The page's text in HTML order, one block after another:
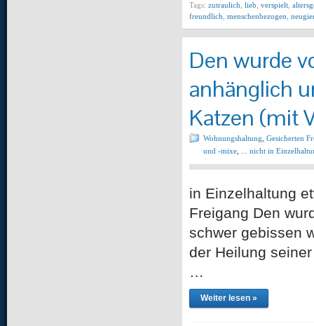
Tags: zutraulich lieb verspielt
freundlich menschenbezogen
Den wurde
anhänglich
Katzen (mit
Wohnungshaltung Gesicherten
und -mixe
... nicht in
in Einzelhaltung
Freigang Den
schwer gebissen
der Heilung
…
Weiter lesen »